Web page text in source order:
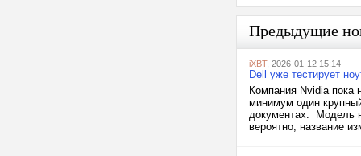
Предыдущие
iXBT, 2026-01-12 15:14
Dell уже тестирует
Компания Nvidia пока
минимум один
документах. Модель
вероятно, название